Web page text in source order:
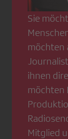
Sie
möchten
ihnen
möchten
Mitglied